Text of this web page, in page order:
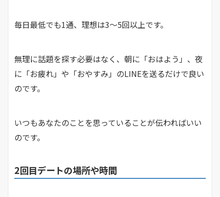
毎日最低でも1通、理想は3〜5回以上です。
無理に話題を探す必要はなく、朝に「おはよう」、夜
に「お疲れ」や「おやすみ」のLINEを送るだけで良い
のです。
いつもあなたのことを思っていることが伝わればいい
のです。
2回目デートの場所や時間